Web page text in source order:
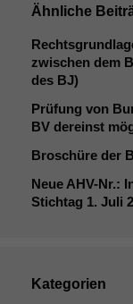
Ähnliche
zwischen dem
des BJ)
Prüfung von
BV dereinst
Broschüre der
Neue AHV-Nr.:
Stichtag 1. Juli
Kategorien